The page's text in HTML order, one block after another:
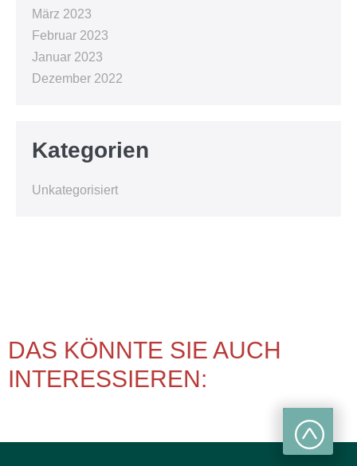
März 2023
Februar 2023
Januar 2023
Dezember 2022
Kategorien
Unkategorisiert
DAS KÖNNTE SIE AUCH
INTERESSIEREN: